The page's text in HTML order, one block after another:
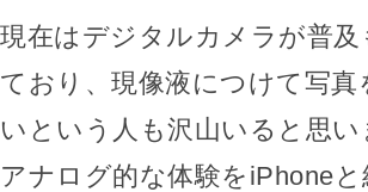
現在はデジタルカメラが普
ており、現像液につけて写
いという人も沢山いると思
アナログ的な体験をiPhone